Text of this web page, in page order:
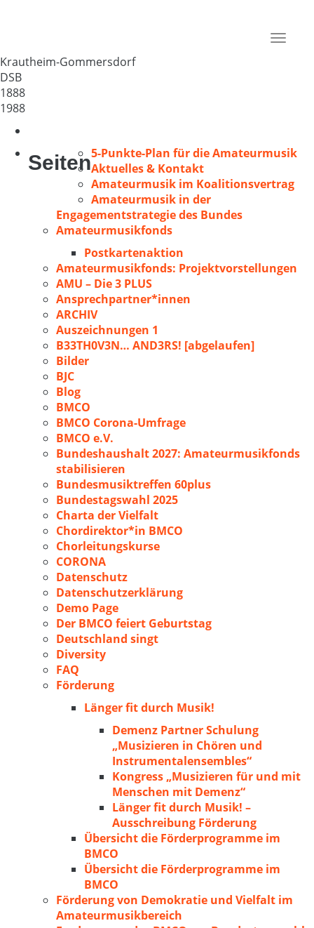
Toggle
Krautheim-Gommersdorf
DSB
1888
1988
Seiten5-Punkte-Plan für die Amateurmusik
Aktuelles & Kontakt
Amateurmusik im Koalitionsvertrag
Amateurmusik in der
Engagementstrategie des Bundes
Amateurmusikfonds
Postkartenaktion
Amateurmusikfonds: Projektvorstellungen
AMU – Die 3 PLUS
Ansprechpartner*innen
ARCHIV
Auszeichnungen 1
B33TH0V3N… AND3RS! [abgelaufen]
Bilder
BJC
Blog
BMCO
BMCO Corona-Umfrage
BMCO e.V.
Bundeshaushalt 2027: Amateurmusikfonds
stabilisieren
Bundesmusiktreffen 60plus
Bundestagswahl 2025
Charta der Vielfalt
Chordirektor*in BMCO
Chorleitungskurse
CORONA
Datenschutz
Datenschutzerklärung
Demo Page
Der BMCO feiert Geburtstag
Deutschland singt
Diversity
FAQ
Förderung
Länger fit durch Musik!
Demenz Partner Schulung
„Musizieren in Chören und
Instrumentalensembles“
Kongress „Musizieren für und mit
Menschen mit Demenz“
Länger fit durch Musik! –
Ausschreibung Förderung
Übersicht die Förderprogramme im
BMCO
Übersicht die Förderprogramme im
BMCO
Förderung von Demokratie und Vielfalt im
Amateurmusikbereich